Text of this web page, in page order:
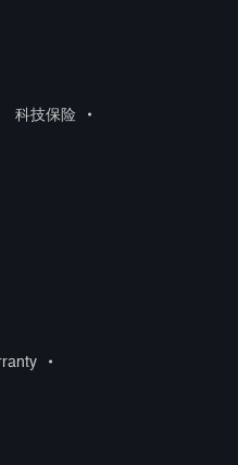
科技保险 •
•